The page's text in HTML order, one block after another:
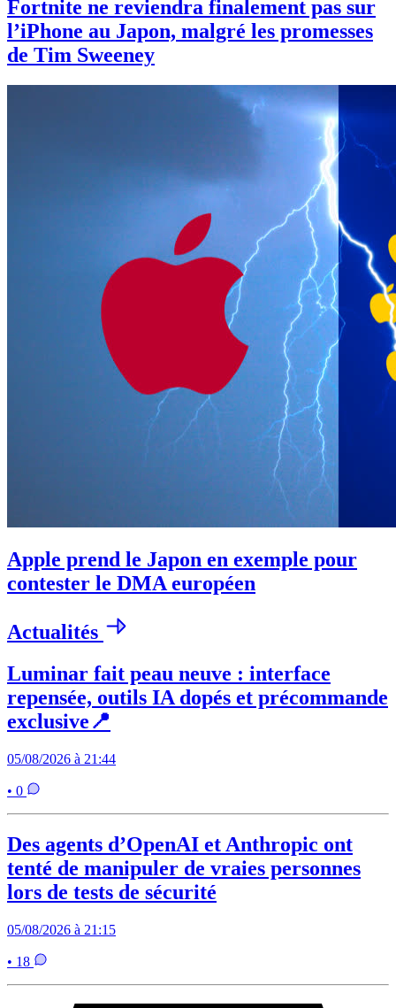
Fortnite ne reviendra finalement pas sur
l’iPhone au Japon, malgré les promesses
de Tim Sweeney
Apple prend le Japon en exemple pour
contester le DMA européen
Actualités
Luminar fait peau neuve : interface
repensée, outils IA dopés et précommande
exclusive📍
05/08/2026 à 21:44
• 0
Des agents d’OpenAI et Anthropic ont
tenté de manipuler de vraies personnes
lors de tests de sécurité
05/08/2026 à 21:15
• 18